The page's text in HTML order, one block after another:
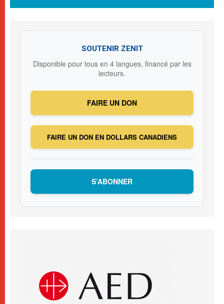
SOUTENIR ZENIT
Disponible pour tous en 4 langues, financé par les
lecteurs.
FAIRE UN DON
FAIRE UN DON EN DOLLARS CANADIENS
S’ABONNER